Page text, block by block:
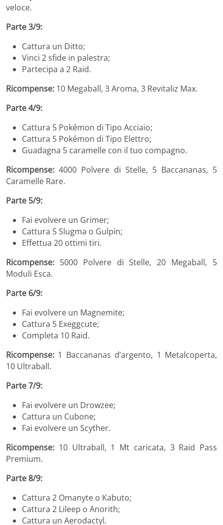
veloce.
Parte 3/9:
Cattura un Ditto;
Vinci 2 sfide in palestra;
Partecipa a 2 Raid.
Ricompense: 10 Megaball, 3 Aroma, 3 Revitaliz Max.
Parte 4/9:
Cattura 5 Pokémon di Tipo Acciaio;
Cattura 5 Pokémon di Tipo Elettro;
Guadagna 5 caramelle con il tuo compagno.
Ricompense: 4000 Polvere di Stelle, 5 Baccananas, 5
Caramelle Rare.
Parte 5/9:
Fai evolvere un Grimer;
Cattura 5 Slugma o Gulpin;
Effettua 20 ottimi tiri.
Ricompense: 5000 Polvere di Stelle, 20 Megaball, 5
Moduli Esca.
Parte 6/9:
Fai evolvere un Magnemite;
Cattura 5 Exeggcute;
Completa 10 Raid.
Ricompense: 1 Baccananas d’argento, 1 Metalcoperta,
10 Ultraball.
Parte 7/9:
Fai evolvere un Drowzee;
Cattura un Cubone;
Fai evolvere un Scyther.
Ricompense: 10 Ultraball, 1 Mt caricata, 3 Raid Pass
Premium.
Parte 8/9:
Cattura 2 Omanyte o Kabuto;
Cattura 2 Lileep o Anorith;
Cattura un Aerodactyl.